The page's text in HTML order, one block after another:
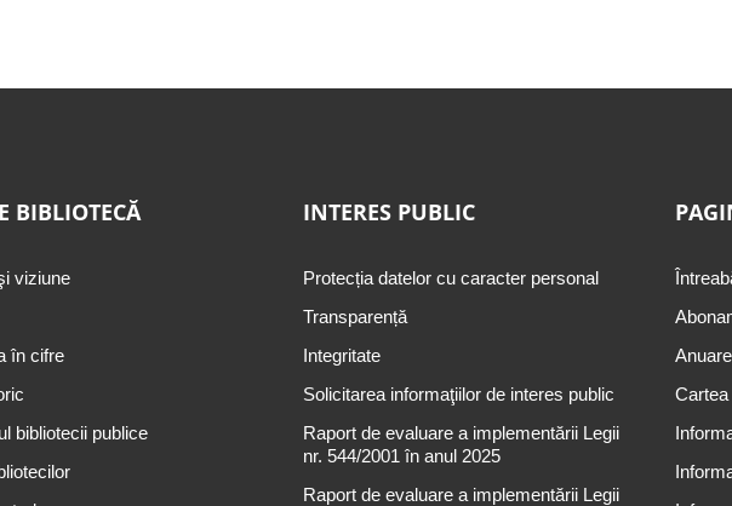
BIBLIOTECĂ
viziune
în cifre
bibliotecii publice
INTERES PUBLIC
Protecția datelor cu caracter personal
Transparență
Integritate
Solicitarea informaţiilor de interes public
Raport de evaluare a implementării Legii
nr. 544/2001 în anul 2025
Raport de evaluare a implementării Legii